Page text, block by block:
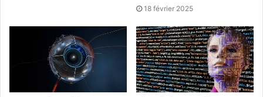
18 février 2025